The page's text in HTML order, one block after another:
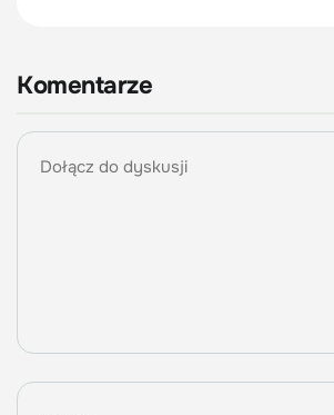
Komentarze